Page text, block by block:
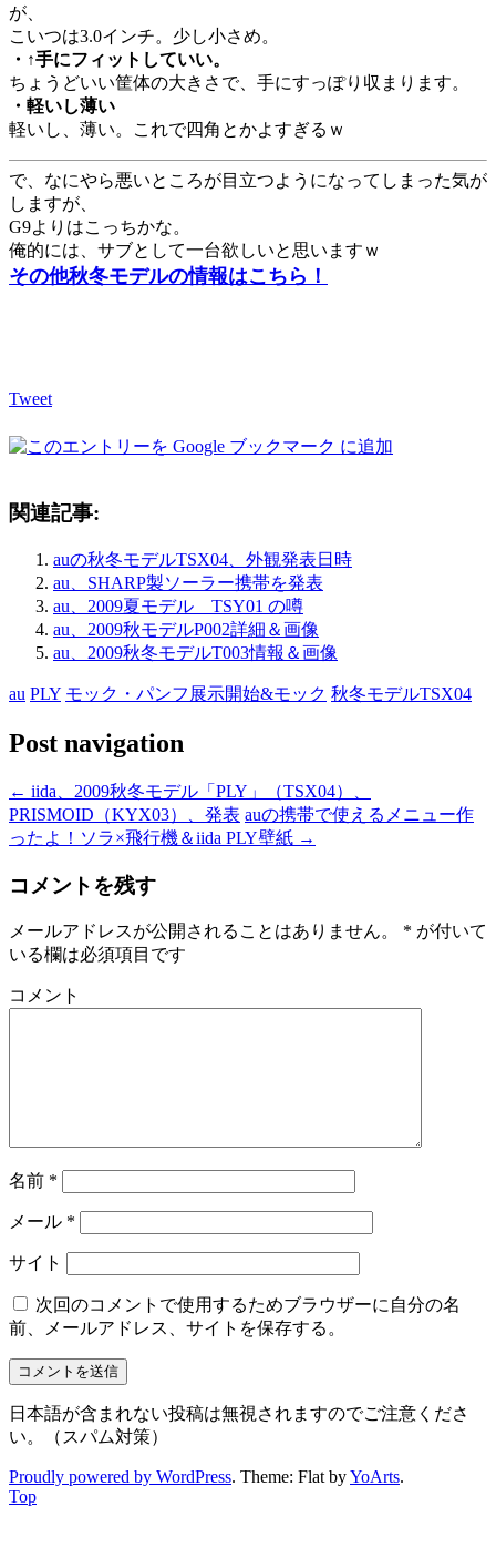
が、
こいつは3.0インチ。少し小さめ。
・↑手にフィットしていい。
ちょうどいい筐体の大きさで、手にすっぽり収まります。
・軽いし薄い
軽いし、薄い。これで四角とかよすぎるｗ
で、なにやら悪いところが目立つようになってしまった気が
しますが、
G9よりはこっちかな。
俺的には、サブとして一台欲しいと思いますｗ
その他秋冬モデルの情報はこちら！
Tweet
関連記事:
auの秋冬モデルTSX04、外観発表日時
au、SHARP製ソーラー携帯を発表
au、2009夏モデル TSY01 の噂
au、2009秋モデルP002詳細＆画像
au、2009秋冬モデルT003情報＆画像
au PLY モック・パンフ展示開始&モック 秋冬モデルTSX04
Post navigation
← iida、2009秋冬モデル「PLY」（TSX04）、
PRISMOID（KYX03）、発表 auの携帯で使えるメニュー作
ったよ！ソラ×飛行機＆iida PLY壁紙 →
コメントを残す
メールアドレスが公開されることはありません。 * が付いて
いる欄は必須項目です
コメント
名前 *
メール *
サイト
次回のコメントで使用するためブラウザーに自分の名
前、メールアドレス、サイトを保存する。
日本語が含まれない投稿は無視されますのでご注意くださ
い。（スパム対策）
Proudly powered by WordPress. Theme: Flat byYoArts.
Top